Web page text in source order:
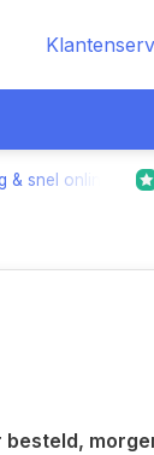
& snel online
besteld,